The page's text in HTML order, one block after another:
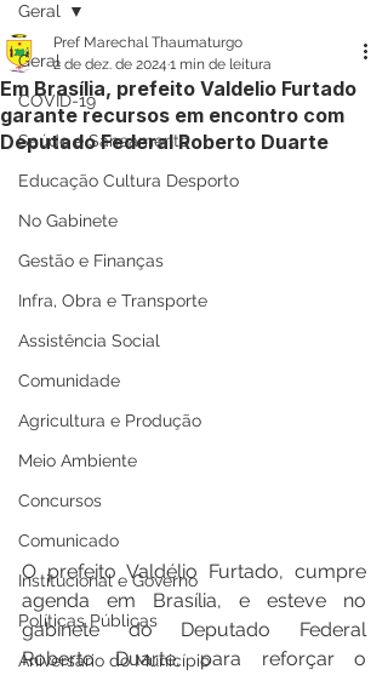
Geral
COVID-19
Saúde e Saneamento
Educação Cultura Desporto
No Gabinete
Gestão e Finanças
Infra, Obra e Transporte
Assistência Social
Comunidade
Agricultura e Produção
Meio Ambiente
Concursos
Comunicado
Institucional e Governo
Políticas Públicas
Aniversário do Município
Geral
Em Brasília, prefeito Valdelio Furtado
garante recursos em encontro com
Deputado Federal Roberto Duarte
Pref Marechal Thaumaturgo
2 de dez. de 2024 1 min de leitura
O prefeito Valdélio Furtado, cumpre
agenda em Brasília, e esteve no
gabinete do Deputado Federal
Roberto Duarte, para reforçar o